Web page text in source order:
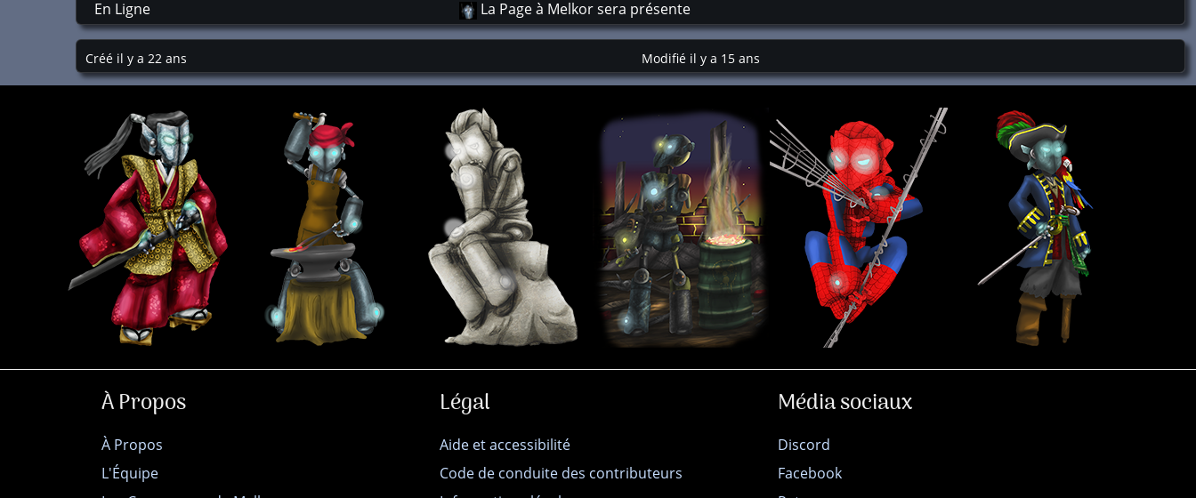
En Ligne
La Page à Melkor sera présente
Créé il y a 22 ans Modifié il y a 15 ans
À Propos
À Propos
L'Équipe
Légal
Aide et accessibilité
Code de conduite des contributeurs
Média sociaux
Discord
Facebook